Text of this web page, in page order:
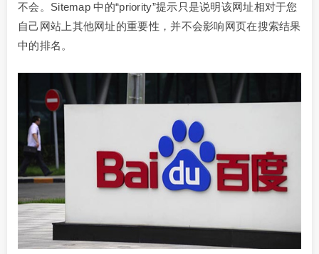
不会。Sitemap 中的“priority”提示只是说明该网址相对于您
自己网站上其他网址的重要性，并不会影响网页在搜索结果
中的排名。